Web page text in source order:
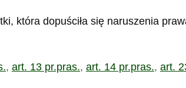
która dopuściła się naruszenia
, art. 13 pr.pras., art. 14 pr.pras., art.